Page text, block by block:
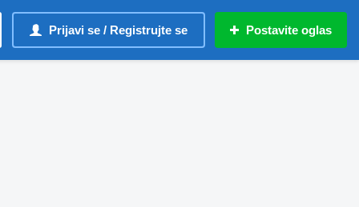
Prijavi se / Registrujte se Postavite oglas